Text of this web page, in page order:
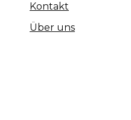
Kontakt
Über uns